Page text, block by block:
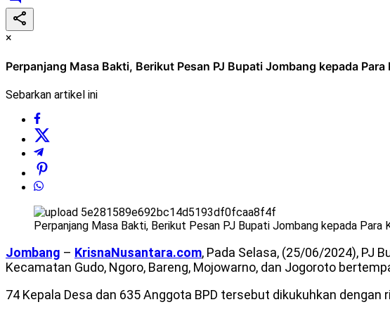
×
Perpanjang Masa Bakti, Berikut Pesan PJ Bupati Jombang kepada
Sebarkan artikel ini
Perpanjang Masa Bakti, Berikut Pesan PJ Bupati Jombang kepada
Jombang – KrisnaNusantara.com, Pada Selasa, (25/06/2024), PJ
Kecamatan Gudo, Ngoro, Bareng, Mojowarno, dan Jogoroto
74 Kepala Desa dan 635 Anggota BPD tersebut dikukuhkan